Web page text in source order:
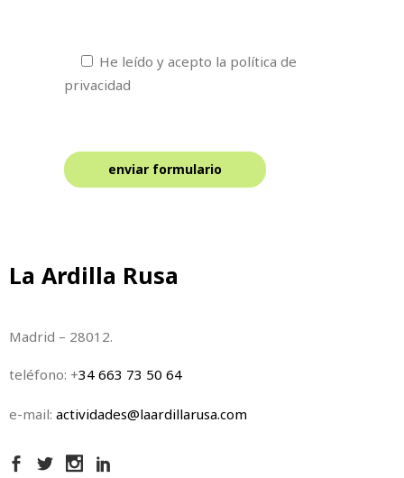
He leído y acepto la política de
privacidad
La Ardilla Rusa
Madrid – 28012.
teléfono: +34 663 73 50 64
e-mail: actividades@laardillarusa.com